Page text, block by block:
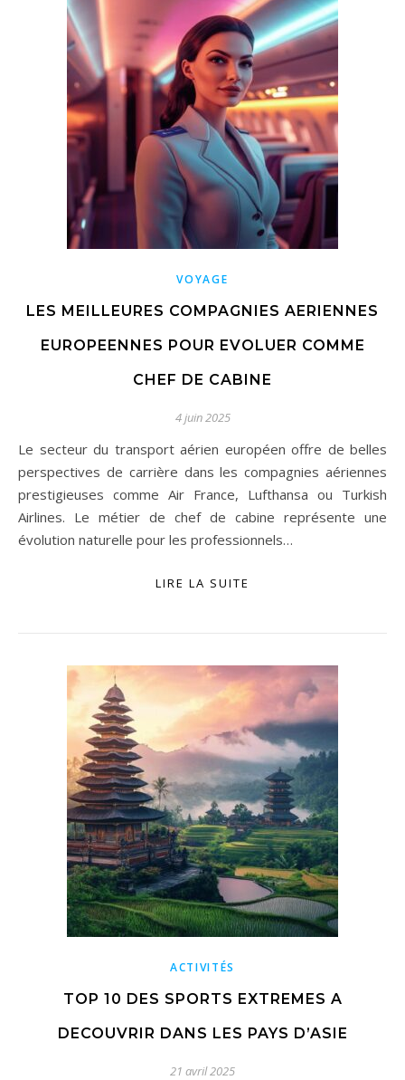
VOYAGE
LES MEILLEURES COMPAGNIES AERIENNES
EUROPEENNES POUR EVOLUER COMME
CHEF DE CABINE
4 juin 2025
Le secteur du transport aérien européen offre de belles
perspectives de carrière dans les compagnies aériennes
prestigieuses comme Air France, Lufthansa ou Turkish
Airlines. Le métier de chef de cabine représente une
évolution naturelle pour les professionnels…
LIRE LA SUITE
ACTIVITÉS
TOP 10 DES SPORTS EXTREMES A
DECOUVRIR DANS LES PAYS D’ASIE
21 avril 2025